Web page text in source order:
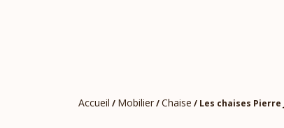
Accueil / Mobilier/Chaise / Les chaises